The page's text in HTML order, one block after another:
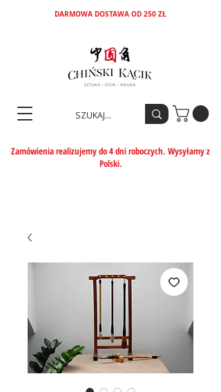
DARMOWA DOSTAWA OD 250 ZŁ
Zamówienia realizujemy do 4 dni roboczych. Wysyłamy z
Polski.